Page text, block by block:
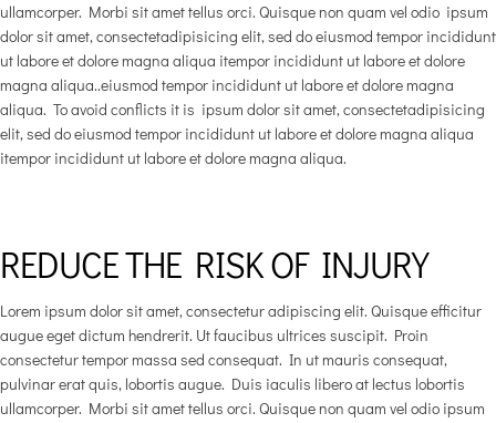
ullamcorper. Morbi sit amet tellus orci. Quisque non quam vel odio ipsum
dolor sit amet, consectetadipisicing elit, sed do eiusmod tempor incididunt
ut labore et dolore magna aliqua itempor incididunt ut labore et dolore
magna aliqua..eiusmod tempor incididunt ut labore et dolore magna
aliqua. To avoid conflicts it is ipsum dolor sit amet, consectetadipisicing
elit, sed do eiusmod tempor incididunt ut labore et dolore magna aliqua
itempor incididunt ut labore et dolore magna aliqua.
REDUCE THE RISK OF INJURY
Lorem ipsum dolor sit amet, consectetur adipiscing elit. Quisque efficitur
augue eget dictum hendrerit. Ut faucibus ultrices suscipit. Proin
consectetur tempor massa sed consequat. In ut mauris consequat,
pulvinar erat quis, lobortis augue. Duis iaculis libero at lectus lobortis
ullamcorper. Morbi sit amet tellus orci. Quisque non quam vel odio ipsum